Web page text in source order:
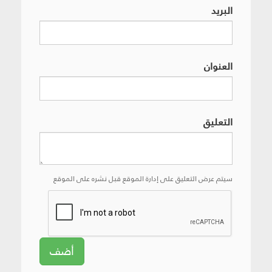
البريد
العنوان
التعليق
سيتم عرض التعليق على إدارة الموقع قبل نشره على الموقع
أضف